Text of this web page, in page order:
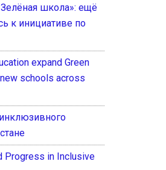
школа»: ещё
к инициативе по
expand Green
schools across
Progress in Inclusive